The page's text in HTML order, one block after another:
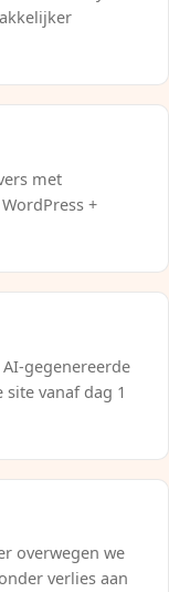
met
+
gegenereerde
vanaf dag 1
overwegen we
verlies aan